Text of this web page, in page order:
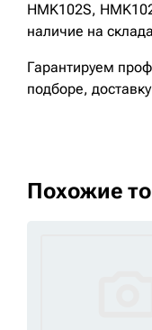
HMK102S,
наличие на
Гарантируем
подборе,
Похожие